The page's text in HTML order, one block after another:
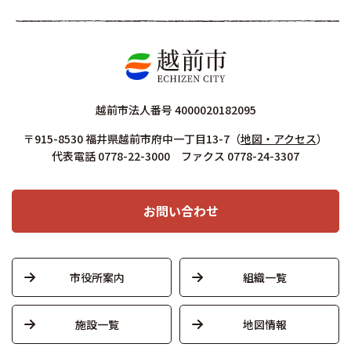
越前市法人番号 4000020182095
〒915-8530 福井県越前市府中一丁目13-7 （地図・アクセス）
代表電話 0778-22-3000 ファクス 0778-24-3307
お問い合わせ
市役所案内 組織一覧
施設一覧 地図情報